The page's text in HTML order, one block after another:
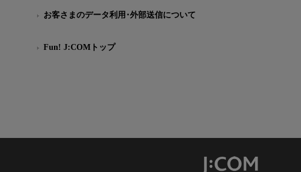
お客さまのデータ利用･外部送信について
Fun! J:COMトップ